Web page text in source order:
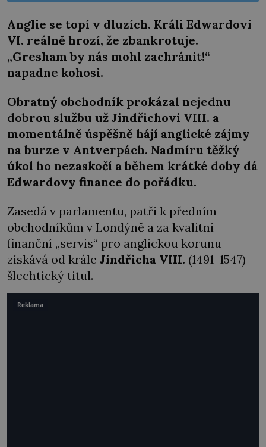
Anglie se topí v dluzích. Králi Edwardovi
VI. reálně hrozí, že zbankrotuje.
„Gresham by nás mohl zachránit!“
napadne kohosi.
Obratný obchodník prokázal nejednu
dobrou službu už Jindřichovi VIII. a
momentálně úspěšně hájí anglické zájmy
na burze v Antverpách. Nadmíru těžký
úkol ho nezaskočí a během krátké doby dá
Edwardovy finance do pořádku.
Zasedá v parlamentu, patří k předním
obchodníkům v Londýně a za kvalitní
finanční „servis“ pro anglickou korunu
získává od krále Jindřicha VIII. (1491–1547)
šlechtický titul.
Reklama